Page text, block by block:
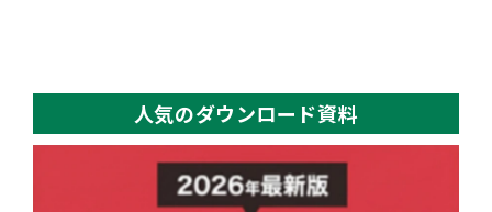
人気のダウンロード資料